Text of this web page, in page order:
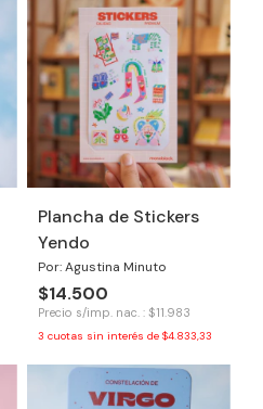
Plancha de Stickers
Yendo
Por: Agustina Minuto
$14.500
Precio s/imp. nac. : $11.983
3 cuotas sin interés de $4.833,33